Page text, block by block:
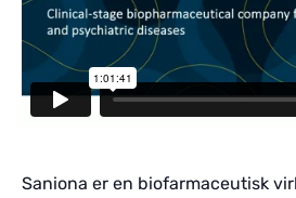
Saniona er en biofarmaceutisk